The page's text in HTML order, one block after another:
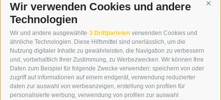
Wir verwenden Cookies und andere
Technologien
Wir und andere ausgewählte 3 Drittparteien verwenden Cookies und
ähnliche Technologien. Diese Hilfsmittel sind unerlässlich, um die
Nutzung digitaler Inhalte zu gewährleisten, die Navigation zu verbessern
und, vorbehaltlich Ihrer Zustimmung, zu Werbezwecken. Wir können Ihre
Daten zum Beispiel für folgende Zwecke verwenden: speichern von oder
zugriff auf informationen auf einem endgerät, verwendung reduzierter
daten zur auswahl von werbeanzeigen, erstellung von profilen für
personalisierte werbung, verwendung von profilen zur auswahl
KONTAKT
WIPP-MEDIA GMBH
DER ERKER
NEUSTADT 20A
I-39049 STERZING
TEL.: +39 0472 766876